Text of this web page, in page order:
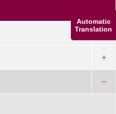
Automatic
Translation